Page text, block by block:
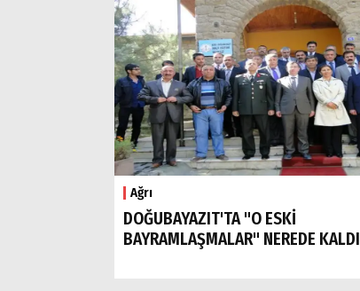
Ağrı
DOĞUBAYAZIT'TA "O ESKİ
BAYRAMLAŞMALAR" NEREDE KALDI